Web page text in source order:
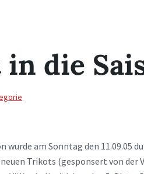
die
wurde am Sonntag den 11.09.05
Trikots (gesponsert von der